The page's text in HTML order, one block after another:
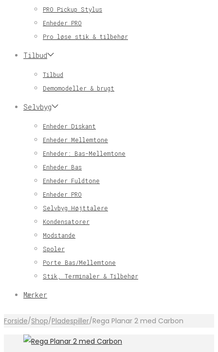
PRO Pickup Stylus
Enheder PRO
Pro løse stik & tilbehør
Tilbud
Tilbud
Demomodeller & brugt
Selvbyg
Enheder Diskant
Enheder Mellemtone
Enheder: Bas-Mellemtone
Enheder Bas
Enheder Fuldtone
Enheder PRO
Selvbyg Højttalere
Kondensatorer
Modstande
Spoler
Porte Bas/Mellemtone
Stik, Terminaler & Tilbehør
Mærker
Forside/Shop/Pladespiller/Rega Planar 2 med Carbon